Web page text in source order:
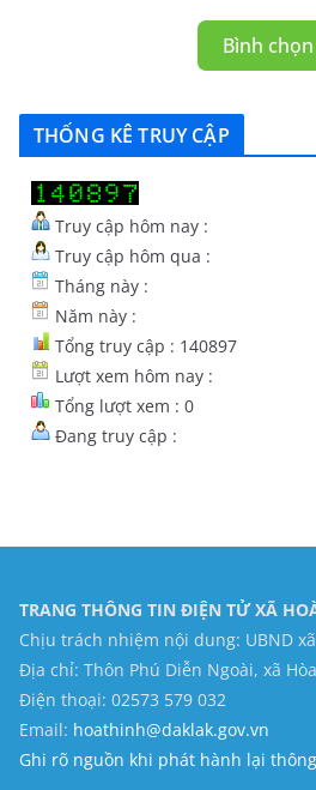
Bình chọn
THỐNG KÊ TRUY CẬP
Truy cập hôm nay :
Truy cập hôm qua :
Tháng này :
Năm này :
Tổng truy cập : 140897
Lượt xem hôm nay :
Tổng lượt xem : 0
Đang truy cập :
TRANG THÔNG TIN ĐIỆN TỬ XÃ
Chịu trách nhiệm nội dung: UBND
Địa chỉ: Thôn Phú Diễn Ngoài, xã
Điện thoại: 02573 579 032
Email: hoathinh@daklak.gov.vn
Ghi rõ nguồn khi phát hành lại